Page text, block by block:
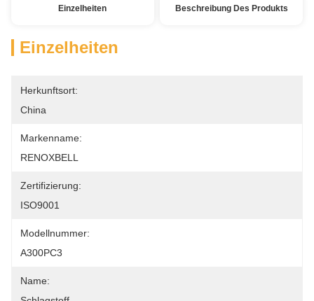
Einzelheiten Beschreibung Des Produkts
Einzelheiten
Herkunftsort:
China
Markenname:
RENOXBELL
Zertifizierung:
ISO9001
Modellnummer:
A300PC3
Name: